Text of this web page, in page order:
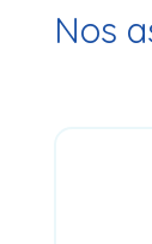
Nos